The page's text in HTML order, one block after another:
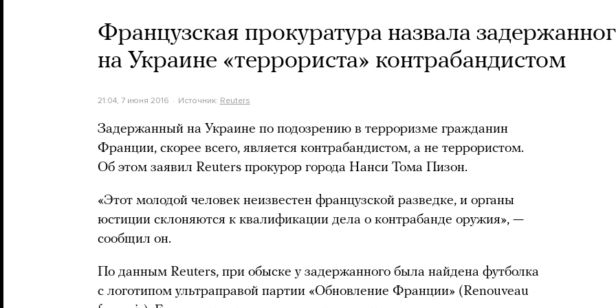
Французская прокуратура назвала
на Украине «террориста» контрабандистом
21:04, 7 июня 2016 Источник: Reuters
Задержанный на Украине по подозрению в терроризме гражданин
Франции, скорее всего, является контрабандистом, а не террористом.
Об этом заявил Reuters прокурор города Нанси Тома Пизон.
«Этот молодой человек неизвестен французской разведке, и органы
юстиции склоняются к квалификации дела о контрабанде оружия», —
сообщил он.
По данным Reuters, при обыске у задержанного была найдена футболка
с логотипом ультраправой партии «Обновление Франции» (Renouveau